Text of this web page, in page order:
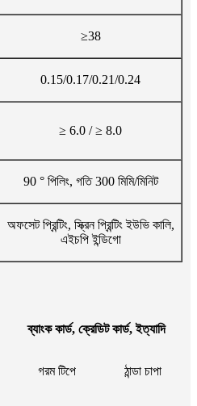
≥38
0.15/0.17/0.21/0.24
≥ 6.0 / ≥ 8.0
90 ° পিলিং, গতি 300 মিমি/মিনিট
অফসেট প্রিন্টিং, স্ক্রিন প্রিন্টিং ইউভি কালি,
এইচপি ইন্ডিগো
ব্যাংক কার্ড, ক্রেডিট কার্ড, ইত্যাদি
গরম টিপে ঠান্ডা চাপা